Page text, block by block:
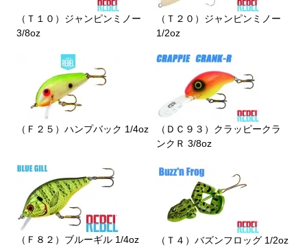
（Ｔ１０）ジャンピンミノー
3/8oz
（Ｔ２０）ジャンピンミノー
1/2oz
（Ｆ２５）ハンプバック 1/4oz
（ＤＣ９３）クラッピークラ
ンクＲ 3/8oz
（Ｆ８２）ブルーギル 1/4oz （Ｔ４）バズンフロッグ 1/2oz